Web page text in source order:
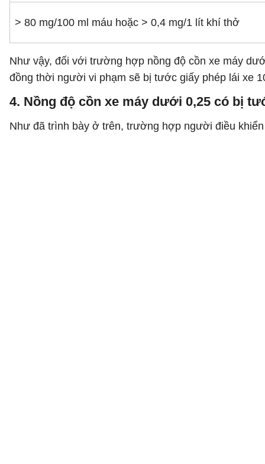
> 80 mg/100 ml máu hoặc > 0,4 mg/1 lít khí thở
Như vậy, đối với trường hợp nồng độ cồn xe máy
đồng thời người vi phạm sẽ bị tước giấy phép lái xe
4. Nồng độ cồn xe máy dưới 0,25 có bị
Như đã trình bày ở trên, trường hợp người điều